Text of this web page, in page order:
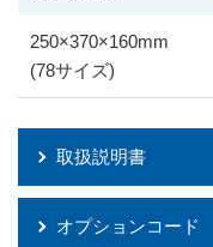
250×370×160mm
(78サイズ)
取扱説明書
オプションコード